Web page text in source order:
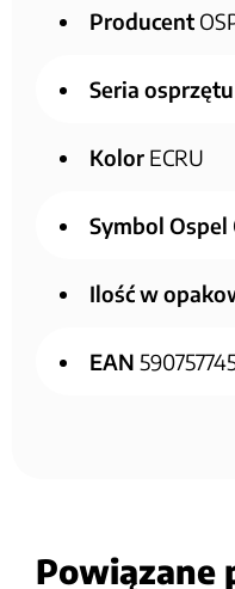
Producent
Seria osprzętu
Kolor ECRU
Symbol Ospel
Ilość w
EAN
Powiązane